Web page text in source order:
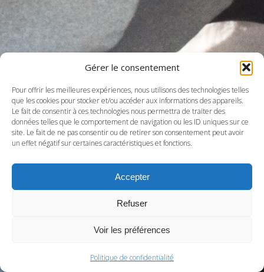
Gérer le consentement
Pour offrir les meilleures expériences, nous utilisons des technologies telles
que les cookies pour stocker et/ou accéder aux informations des appareils.
Le fait de consentir à ces technologies nous permettra de traiter des
données telles que le comportement de navigation ou les ID uniques sur ce
site. Le fait de ne pas consentir ou de retirer son consentement peut avoir
un effet négatif sur certaines caractéristiques et fonctions.
Accepter
Refuser
Voir les préférences
Politique de confidentialité